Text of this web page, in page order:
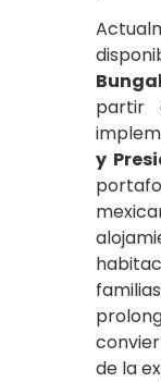
partir
y
de la